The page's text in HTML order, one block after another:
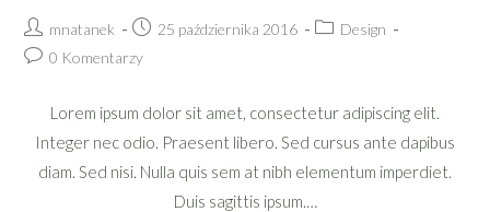
Post
author:
mnatanek
Post25 października 2016
PostDesign
Post0 Komentarzy
Lorem ipsum dolor sit amet, consectetur adipiscing elit.
Integer nec odio. Praesent libero. Sed cursus ante dapibus
diam. Sed nisi. Nulla quis sem at nibh elementum imperdiet.
Duis sagittis ipsum.…